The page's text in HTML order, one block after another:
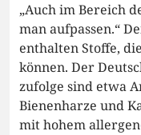
„Auch im Bereich
man aufpassen.“
enthalten Stoffe,
können. Der
zufolge sind etwa
Bienenharze und
mit hohem